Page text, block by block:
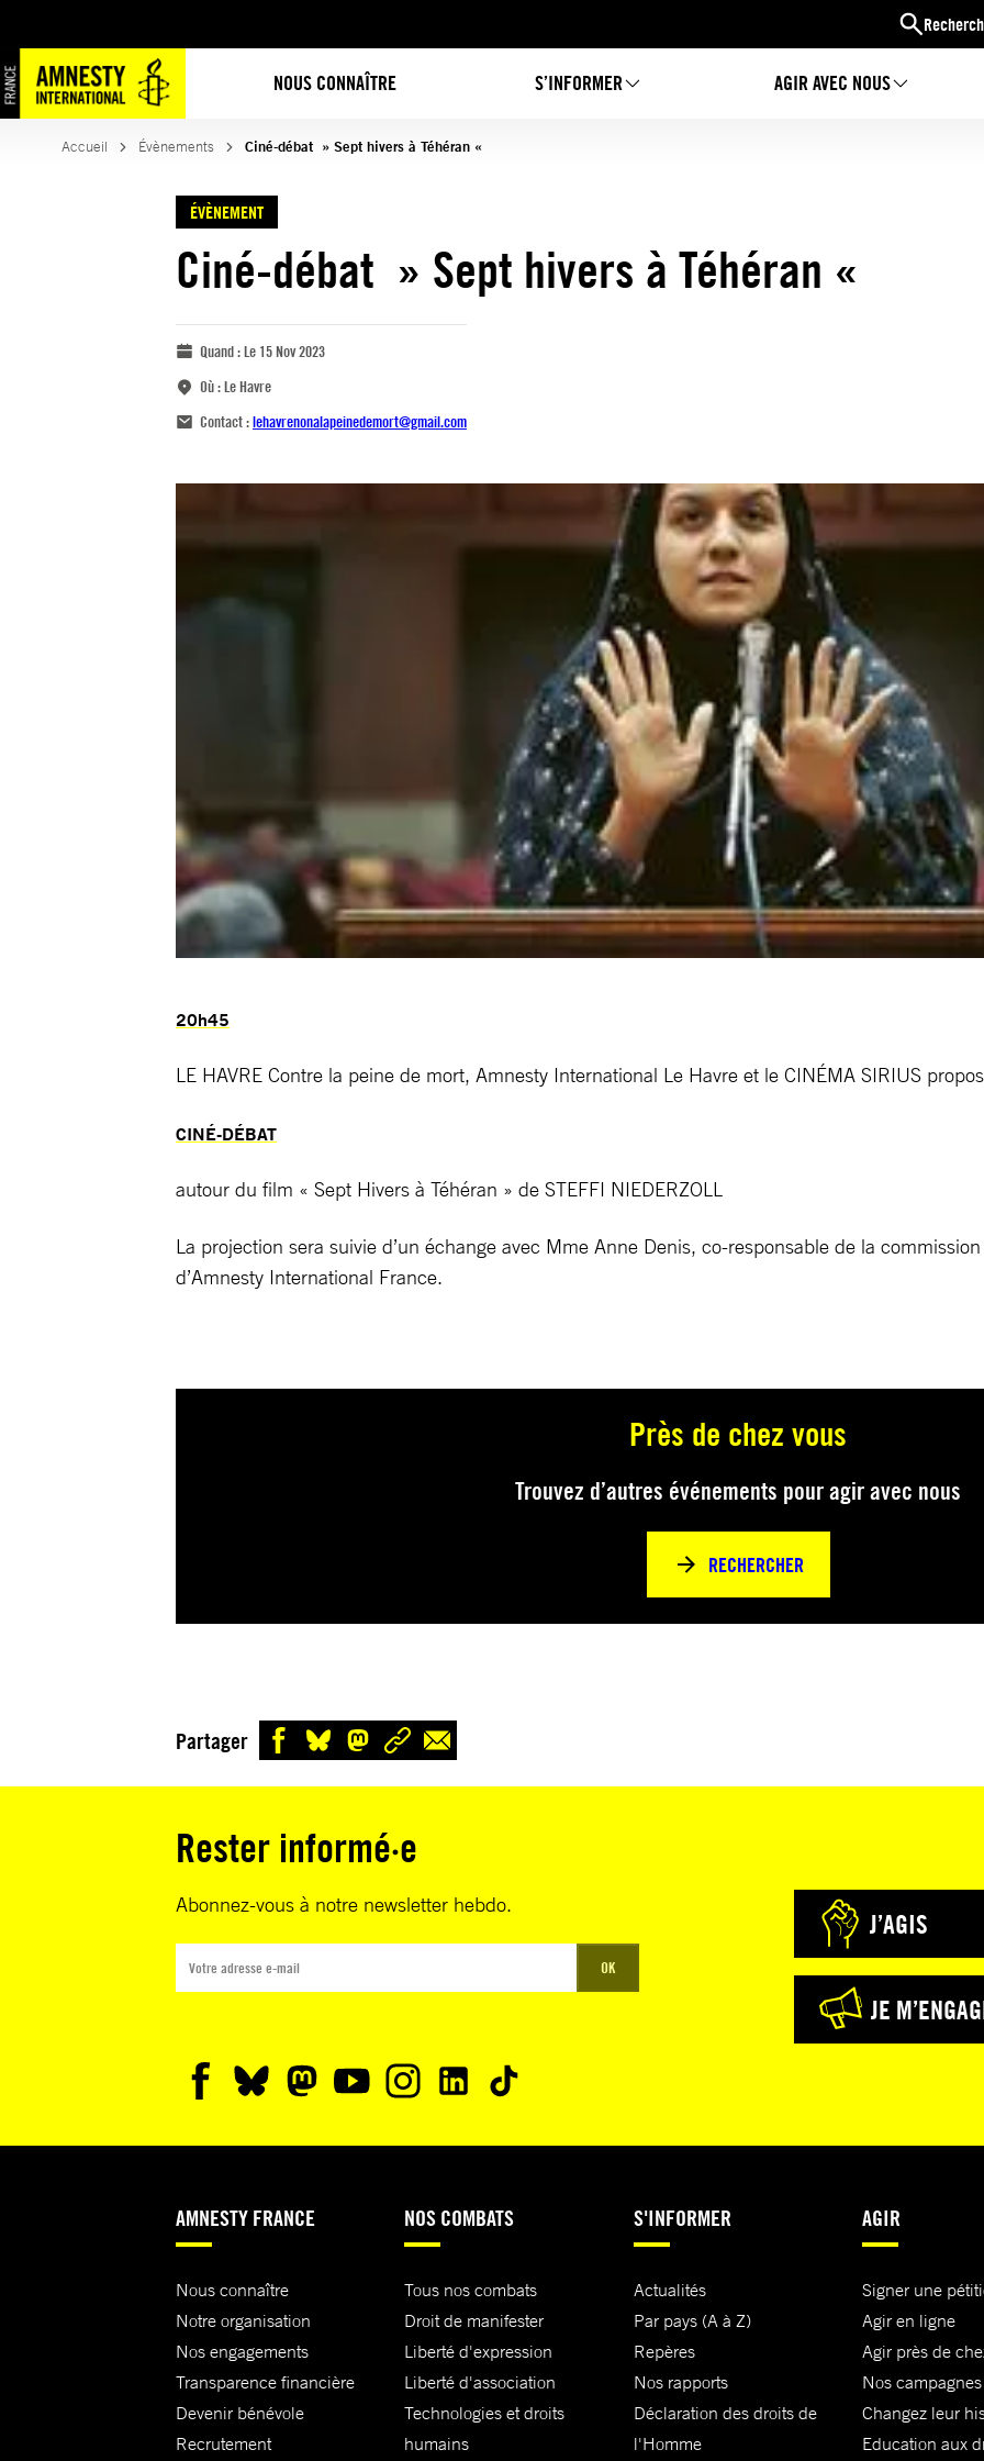
NOUS CONNAÎTRE S’INFORMER AGIR AVEC NOUS
Accueil Évènements Ciné-débat » Sept hivers à Téhéran «
ÉVÈNEMENT
Ciné-débat » Sept hivers à Téhéran «
Quand :Le 15 Nov 2023
Où :Le Havre
Contact :lehavrenonalapeinedemort@gmail.com
20h45
LE HAVRE Contre la peine de mort, Amnesty International Le Havre et le CINÉMA SIRIUS
CINÉ-DÉBAT
autour du film « Sept Hivers à Téhéran » de STEFFI NIEDERZOLL
La projection sera suivie d’un échange avec Mme Anne Denis, co-responsable de la
d’Amnesty International France.
Près de chez vous
Trouvez d’autres événements pour agir avec nous
RECHERCHER
Partager
Rester informé·e
Abonnez-vous à notre newsletter hebdo.
OK
J’AGIS
JE
AMNESTY FRANCE
Nous connaître
Notre organisation
Nos engagements
Transparence financière
Devenir bénévole
Recrutement
NOS COMBATS
Tous nos combats
Droit de manifester
Liberté d'expression
Liberté d'association
Technologies et droits
humains
S'INFORMER
Actualités
Par pays (A à Z)
Repères
Nos rapports
Déclaration des droits de
l'Homme
AGIR
Signer une
Agir en ligne
Agir près de
Nos campagnes
Changez leur
Education aux